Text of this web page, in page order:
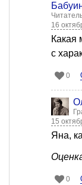
16
Какая
с
0
15
Яна,
0